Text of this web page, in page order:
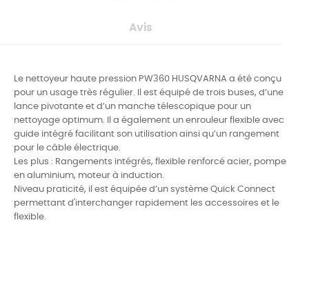
Avis
Le nettoyeur haute pression PW360 HUSQVARNA a été conçu
pour un usage très régulier.
Il est équipé de trois buses, d’une
lance pivotante et d’un manche télescopique pour un
nettoyage optimum. Il a également un enrouleur flexible avec
guide intégré facilitant son utilisation ainsi qu’un rangement
pour le câble électrique.
Les plus : Rangements intégrés, flexible renforcé acier, pompe
en aluminium, moteur à induction.
Niveau praticité, il est équipée d’un système Quick Connect
permettant d'interchanger rapidement les accessoires et le
flexible.